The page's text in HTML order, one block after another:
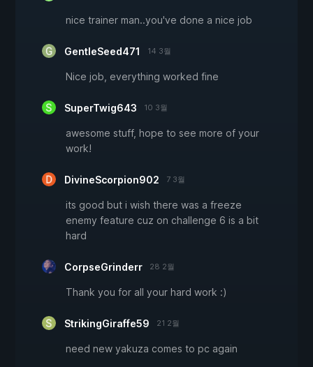
nice trainer man..you've done a nice job
GentleSeed471 14 3월
Nice job, everything worked fine
SuperTwig643 10 3월
awesome stuff, hope to see more of your
work!
DivineScorpion902 7 3월
its good but i wish there was a freeze
enemy feature cuz on challenge 6 is a bit
hard
CorpseGrinderr 28 2월
Thank you for all your hard work :)
StrikingGiraffe59 21 2월
need new yakuza comes to pc again